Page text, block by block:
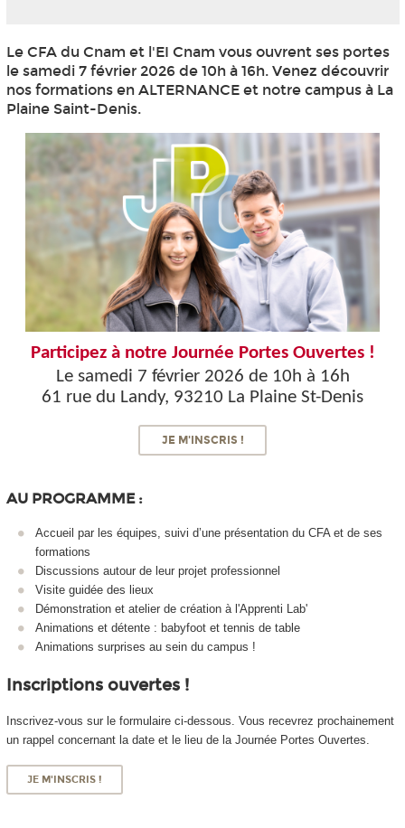
Le CFA du Cnam et l'EI Cnam vous ouvrent ses portes
le samedi 7 février 2026 de 10h à 16h. Venez découvrir
nos formations en ALTERNANCE et notre campus à La
Plaine Saint-Denis.
Participez à notre Journée Portes Ouvertes !
Le samedi 7 février 2026 de 10h à 16h
61 rue du Landy, 93210 La Plaine St-Denis
JE M'INSCRIS !
AU PROGRAMME :
Accueil par les équipes, suivi d’une présentation du CFA et de ses
formations
Discussions autour de leur projet professionnel
Visite guidée des lieux
Démonstration et atelier de création à l'Apprenti Lab'
Animations et détente : babyfoot et tennis de table
Animations surprises au sein du campus !
Inscriptions ouvertes !
Inscrivez-vous sur le formulaire ci-dessous. Vous recevrez prochainement
un rappel concernant la date et le lieu de la Journée Portes Ouvertes.
JE M'INSCRIS !